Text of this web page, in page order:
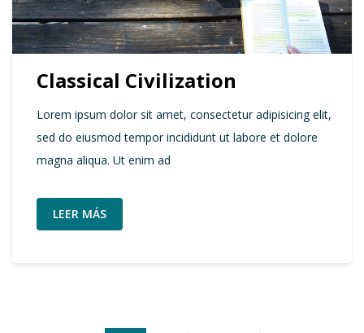
Classical Civilization
Lorem ipsum dolor sit amet, consectetur adipisicing elit,
sed do eiusmod tempor incididunt ut labore et dolore
magna aliqua. Ut enim ad
LEER MÁS